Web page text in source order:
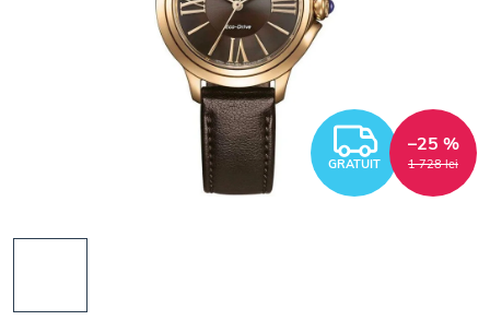
GRATUIT 1 728 lei
–25 %